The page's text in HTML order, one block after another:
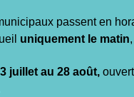
passent en
uniquement le matin
juillet au 28 août,